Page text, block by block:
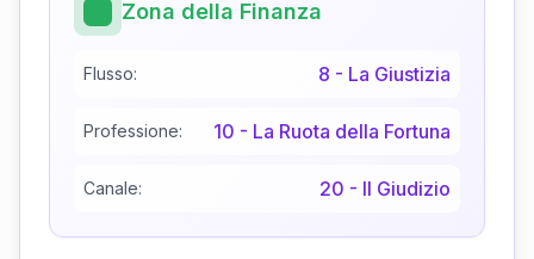
Zona della Finanza
Flusso: 8 - La Giustizia
Professione: 10 - La Ruota della Fortuna
Canale: 20 - Il Giudizio